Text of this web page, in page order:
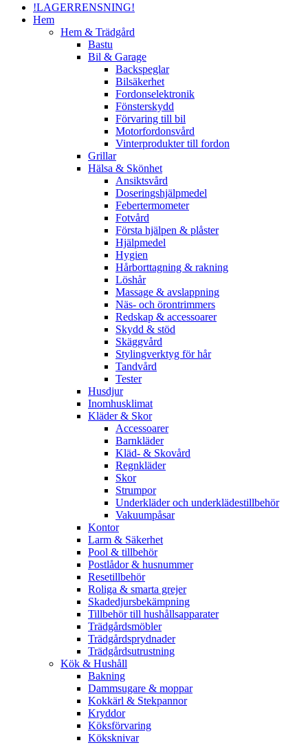
!LAGERRENSNING!
Hem
Hem & Trädgård
Bastu
Bil & Garage
Backspeglar
Bilsäkerhet
Fordonselektronik
Fönsterskydd
Förvaring till bil
Motorfordonsvård
Vinterprodukter till fordon
Grillar
Hälsa & Skönhet
Ansiktsvård
Doseringshjälpmedel
Febertermometer
Fotvård
Första hjälpen & plåster
Hjälpmedel
Hygien
Hårborttagning & rakning
Löshår
Massage & avslappning
Näs- och örontrimmers
Redskap & accessoarer
Skydd & stöd
Skäggvård
Stylingverktyg för hår
Tandvård
Tester
Husdjur
Inomhusklimat
Kläder & Skor
Accessoarer
Barnkläder
Kläd- & Skovård
Regnkläder
Skor
Strumpor
Underkläder och underklädestillbehör
Vakuumpåsar
Kontor
Larm & Säkerhet
Pool & tillbehör
Postlådor & husnummer
Resetillbehör
Roliga & smarta grejer
Skadedjursbekämpning
Tillbehör till hushållsapparater
Trädgårdsmöbler
Trädgårdsprydnader
Trädgårdsutrustning
Kök & Hushåll
Bakning
Dammsugare & moppar
Kokkärl & Stekpannor
Kryddor
Köksförvaring
Köksknivar